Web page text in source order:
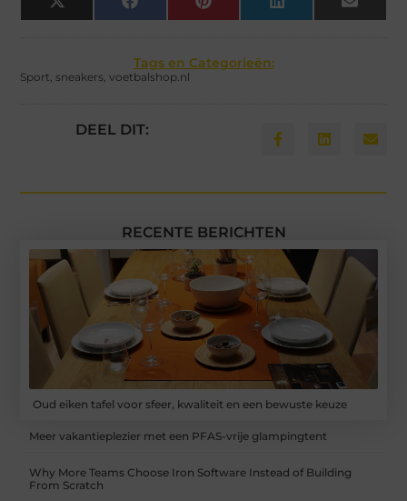
X
(Twitter)
Facebook Pinterest LinkedIn Email
Tags en Categorieën:
Sport, sneakers,voetbalshop.nl
DEEL DIT:
RECENTE BERICHTEN
Oud eiken tafel voor sfeer, kwaliteit en een bewuste keuze
Meer vakantieplezier met een PFAS-vrije glampingtent
Why More Teams Choose Iron Software Instead of Building
From Scratch